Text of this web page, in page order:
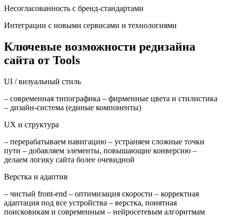
Несогласованность с бренд-стандартами
Интеграции с новыми сервисами и технологиями
Ключевые возможности редизайна
сайта от Tools
UI / визуальный стиль
– современная типографика – фирменные цвета и стилистика
– дизайн-система (единые компоненты)
UX и структура
– перерабатываем навигацию – устраняем сложные точки
пути – добавляем элементы, повышающие конверсию –
делаем логику сайта более очевидной
Верстка и адаптив
– чистый front-end – оптимизация скорости – корректная
адаптация под все устройства – верстка, понятная
поисковикам и современным – нейросетевым алгоритмам